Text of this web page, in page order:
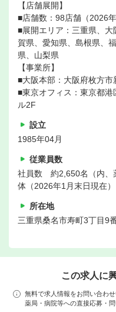
【店舗展開】
■店舗数：98店舗（2026年
■展開エリア：三重県、
賀県、愛知県、島根県、
県、山梨県
【事業所】
■大阪本部：大阪府枚方
■東京オフィス：東京都
ル2F
設立
1985年04月
従業員数
社員数 約2,650名（内
体（2026年1月末日現在）
所在地
三重県桑名市寿町3丁目9
この求人に
無料で求人情報をお問い合わせ
薬局・病院等への直接応募・